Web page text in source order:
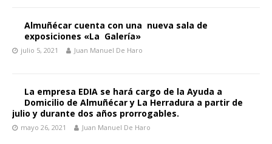
Almuñécar cuenta con una nueva sala de
exposiciones «La Galería»
julio 5, 2021 Juan Manuel De Haro
La empresa EDIA se hará cargo de la Ayuda a
Domicilio de Almuñécar y La Herradura a partir de
julio y durante dos años prorrogables.
mayo 26, 2021 Juan Manuel De Haro